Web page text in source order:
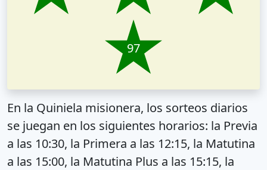
97
En la Quiniela misionera, los sorteos diarios
se juegan en los siguientes horarios: la Previa
a las 10:30, la Primera a las 12:15, la Matutina
a las 15:00, la Matutina Plus a las 15:15, la